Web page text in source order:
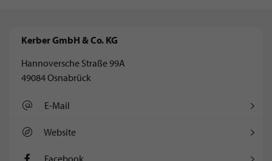
Kerber GmbH & Co. KG
Hannoversche Straße 99A
49084 Osnabrück
E-Mail
Website
Facebook